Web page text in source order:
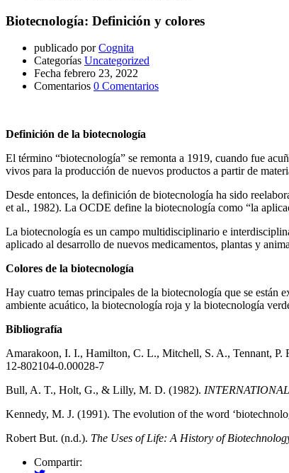
Biotecnología: Definición y colores
publicado por Cognita
Categorías Uncategorized
Fecha febrero 23, 2022
Comentarios 0 Comentarios
Definición de la biotecnología
El término “biotecnología” se remonta a 1919, cuando fue
vivos para la producción de nuevos productos a partir de
Desde entonces, la definición de biotecnología ha sido
et al., 1982). La OCDE define la biotecnología como “la
La biotecnología es un campo multidisciplinario e
aplicado al desarrollo de nuevos medicamentos, plantas y
Colores de la biotecnología
Hay cuatro temas principales de la biotecnología que se
ambiente acuático, la biotecnología roja y la biotecnología
Bibliografía
Amarakoon, I. I., Hamilton, C. L., Mitchell, S. A., Tennant,
12-802104-0.00028-7
Bull, A. T., Holt, G., & Lilly, M. D. (1982).
Kennedy, M. J. (1991). The evolution of the word
Robert But. (n.d.). The Uses of Life: A History of
Compartir: